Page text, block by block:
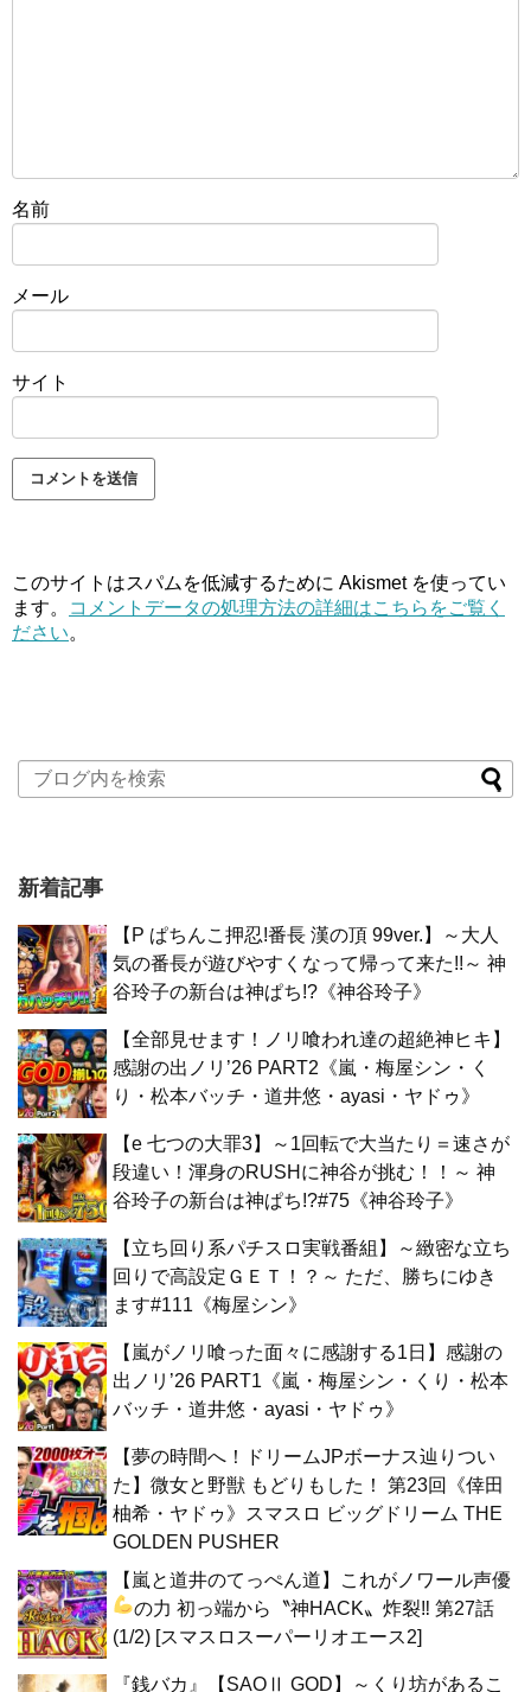
名前
メール
サイト
このサイトはスパムを低減するために Akismet を使ってい
ます。
コメントデータの処理方法の詳細はこちらをご覧く
ださい。
新着記事
【P ぱちんこ押忍!番長 漢の頂 99ver.】～大人
気の番長が遊びやすくなって帰って来た!!～ 神
谷玲子の新台は神ぱち!?《神谷玲子》
【全部見せます！ノリ喰われ達の超絶神ヒキ】
感謝の出ノリ’26 PART2《嵐・梅屋シン・く
り・松本バッチ・道井悠・ayasi・ヤドゥ》
【e 七つの大罪3】～1回転で大当たり＝速さが
段違い！渾身のRUSHに神谷が挑む！！～ 神
谷玲子の新台は神ぱち!?#75《神谷玲子》
【立ち回り系パチスロ実戦番組】～緻密な立ち
回りで高設定ＧＥＴ！？～ ただ、勝ちにゆき
ます#111《梅屋シン》
【嵐がノリ喰った面々に感謝する1日】感謝の
出ノリ’26 PART1《嵐・梅屋シン・くり・松本
バッチ・道井悠・ayasi・ヤドゥ》
【夢の時間へ！ドリームJPボーナス辿りつい
た】微女と野獣 もどりもした！ 第23回《倖田
柚希・ヤドゥ》スマスロ ビッグドリーム THE
GOLDEN PUSHER
【嵐と道井のてっぺん道】これがノワール声優
の力 初っ端から〝神HACK〟炸裂‼ 第27話
(1/2) [スマスロスーパーリオエース2]
『銭バカ』【SAOⅡ GOD】～くり坊があるこ